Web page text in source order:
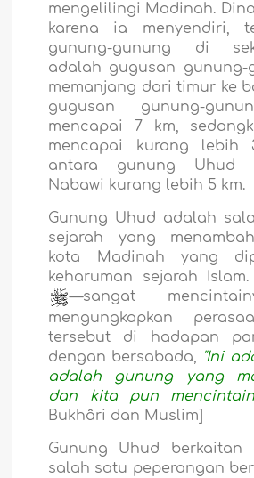
mengelilingi Madinah.
karena ia menyendiri,
gunung-gunung di
adalah gugusan gunung-
memanjang dari timur ke
gugusan gunung-
mencapai 7 km,
mencapai kurang lebih
antara gunung Uhud
Nabawi kurang lebih 5 km.
Gunung Uhud adalah
sejarah yang
kota Madinah yang
keharuman sejarah
—sangat
mengungkapkan
tersebut di hadapan
dengan bersabada, "Ini
adalah gunung yang
dan kita pun
Bukhâri dan Muslim]
Gunung Uhud berkaitan
salah satu peperangan